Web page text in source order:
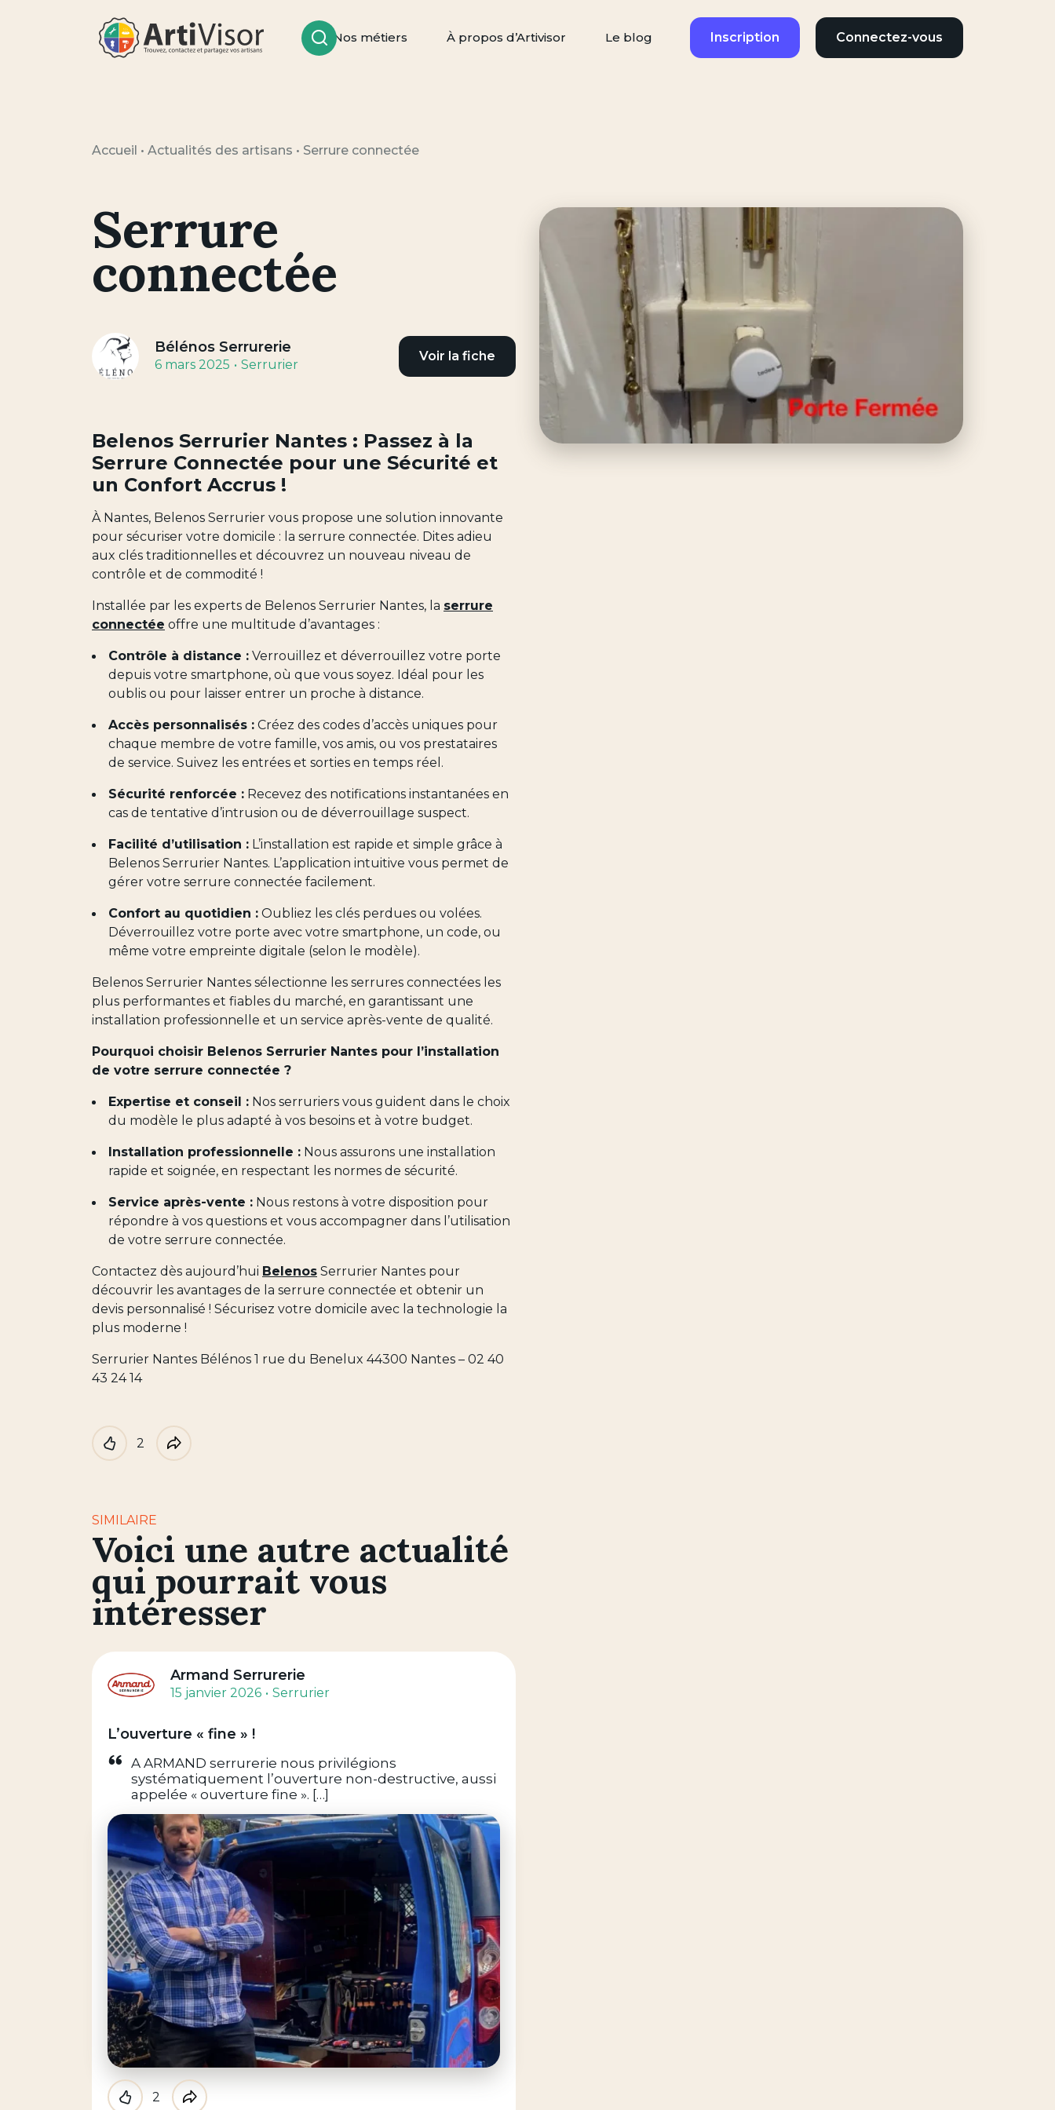
Nos métiers À propos d’Artivisor Le blog Inscription Connectez-vous
Rechercher un artisan
Rechercher
Accueil • Actualités des artisans • Serrure connectée
Serrure
connectée
Bélénos Serrurerie
6 mars 2025 Serrurier
Voir la fiche
Belenos Serrurier Nantes : Passez à la
Serrure Connectée pour une Sécurité et
un Confort Accrus !
À Nantes, Belenos Serrurier vous propose une solution innovante
pour sécuriser votre domicile : la serrure connectée. Dites adieu
aux clés traditionnelles et découvrez un nouveau niveau de
contrôle et de commodité !
Installée par les experts de Belenos Serrurier Nantes, la serrure
connectée offre une multitude d’avantages :
Contrôle à distance :Verrouillez et déverrouillez votre porte
depuis votre smartphone, où que vous soyez. Idéal pour les
oublis ou pour laisser entrer un proche à distance.
Accès personnalisés :Créez des codes d’accès uniques pour
chaque membre de votre famille, vos amis, ou vos prestataires
de service. Suivez les entrées et sorties en temps réel.
Sécurité renforcée :Recevez des notifications instantanées en
cas de tentative d’intrusion ou de déverrouillage suspect.
Facilité d’utilisation :L’installation est rapide et simple grâce à
Belenos Serrurier Nantes. L’application intuitive vous permet de
gérer votre serrure connectée facilement.
Confort au quotidien :Oubliez les clés perdues ou volées.
Déverrouillez votre porte avec votre smartphone, un code, ou
même votre empreinte digitale (selon le modèle).
Belenos Serrurier Nantes sélectionne les serrures connectées les
plus performantes et fiables du marché, en garantissant une
installation professionnelle et un service après-vente de qualité.
Pourquoi choisir Belenos Serrurier Nantes pour l’installation
de votre serrure connectée ?
Expertise et conseil :Nos serruriers vous guident dans le choix
du modèle le plus adapté à vos besoins et à votre budget.
Installation professionnelle :Nous assurons une installation
rapide et soignée, en respectant les normes de sécurité.
Service après-vente :Nous restons à votre disposition pour
répondre à vos questions et vous accompagner dans l’utilisation
de votre serrure connectée.
Contactez dès aujourd’hui Belenos Serrurier Nantes pour
découvrir les avantages de la serrure connectée et obtenir un
devis personnalisé ! Sécurisez votre domicile avec la technologie la
plus moderne !
Serrurier Nantes Bélénos 1 rue du Benelux 44300 Nantes – 02 40
43 24 14
Like
2
Partager
SIMILAIRE
Voici une autre actualité
qui pourrait vous
intéresser
Armand Serrurerie
15 janvier 2026 Serrurier
L’ouverture « fine » !
A ARMAND serrurerie nous privilégions
systématiquement l’ouverture non-destructive, aussi
appelée « ouverture fine ». […]
Like
2
Partager